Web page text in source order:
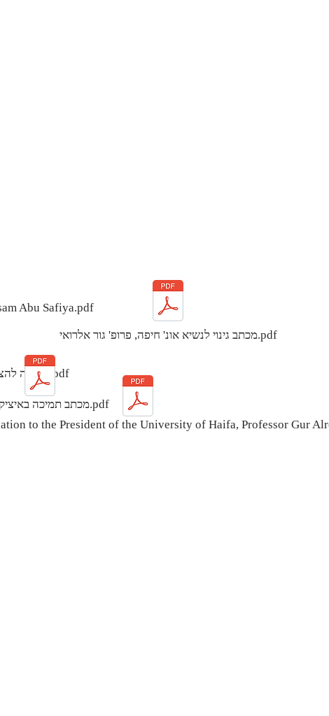
to the President of the University of Haifa, Professor Gur
מכתב גינוי לנשיא אונ' חיפה, פרופ' גור אלרואי.pdf
עצומה להצלת חייו של ד_ר חוסאם אבו ספייה.pdf
Abu Safiya.pdf
מכתב תמיכה באיציק זוארץ.pdf